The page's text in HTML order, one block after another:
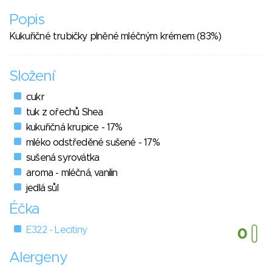
Popis
Kukuřičné trubičky plněné mléčným krémem (83%)
Složení
cukr
tuk z ořechů Shea
kukuřičná krupice - 17%
mléko odstředěné sušené - 17%
sušená syrovátka
aroma - mléčná, vanilin
jedlá sůl
Éčka
E322 - Lecitiny
Alergeny